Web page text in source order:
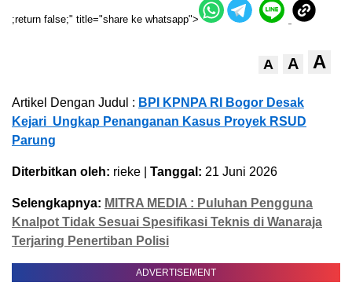
;return false;" title="share ke whatsapp">
A A A
Artikel Dengan Judul : BPI KPNPA RI Bogor Desak
Kejari Ungkap Penanganan Kasus Proyek RSUD
Parung
Diterbitkan oleh: rieke | Tanggal: 21 Juni 2026
Selengkapnya: MITRA MEDIA : Puluhan Pengguna
Knalpot Tidak Sesuai Spesifikasi Teknis di Wanaraja
Terjaring Penertiban Polisi
ADVERTISEMENT